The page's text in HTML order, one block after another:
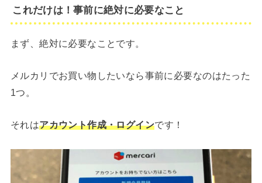
これだけは！事前に絶対に必要なこと
まず、絶対に必要なことです。
メルカリでお買い物したいなら事前に必要なのはたった
1つ。
それはアカウント作成・ログインです！